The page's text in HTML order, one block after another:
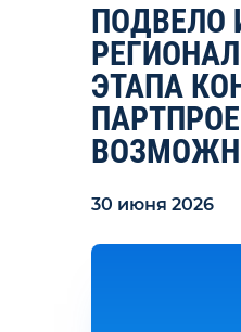
ПОДВЕЛО
ЭТАПА
30 июня 2026